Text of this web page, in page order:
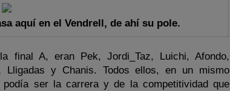
aquí en el Vendrell, de ahí su pole.
final A, eran Pek, Jordi_Taz, Luichi, Afondo,
Lligadas y Chanis. Todos ellos, en un mismo
ser la carrera y de la competitividad que